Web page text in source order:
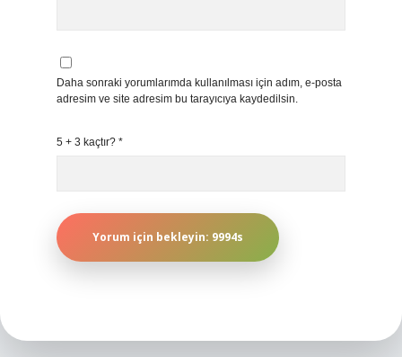
Daha sonraki yorumlarımda kullanılması için adım, e-posta
adresim ve site adresim bu tarayıcıya kaydedilsin.
5 + 3 kaçtır? *